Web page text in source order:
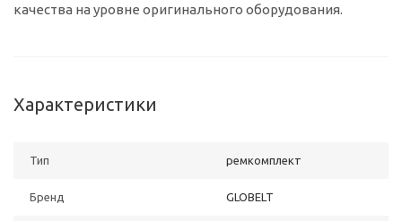
качества на уровне оригинального оборудования.
Характеристики
Тип ремкомплект
Бренд GLOBELT